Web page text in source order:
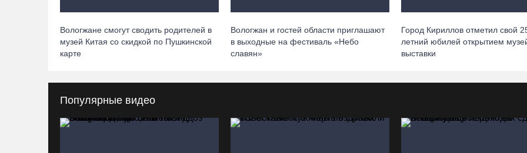
Вологжане смогут сводить родителей в
музей Китая со скидкой по Пушкинской
карте
Вологжан и гостей области приглашают
в выходные на фестиваль «Небо
славян»
Город Кириллов отметил свой
летний юбилей открытием
выставки
Популярные видео